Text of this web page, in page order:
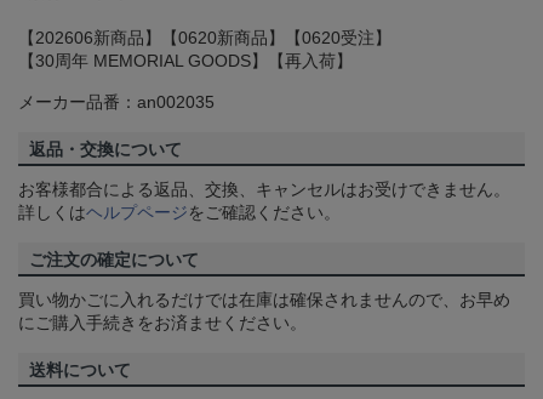
【202606新商品】【0620新商品】【0620受注】
【30周年 MEMORIAL GOODS】【再入荷】
メーカー品番：an002035
返品・交換について
お客様都合による返品、交換、キャンセルはお受けできません。
詳しくはヘルプページをご確認ください。
ご注文の確定について
買い物かごに入れるだけでは在庫は確保されませんので、お早め
にご購入手続きをお済ませください。
送料について